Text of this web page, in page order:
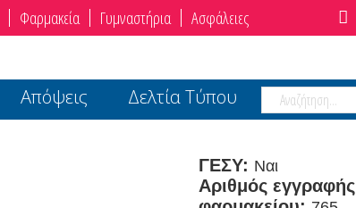
Φαρμακεία Γυμναστήρια Ασφάλειες
Απόψεις Δελτία Τύπου
ΓΕΣΥ: Ναι
Αριθμός εγγραφής